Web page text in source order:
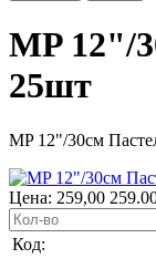
MP 12"/
25шт
MP 12"/30см
Цена: 259,00
Код: